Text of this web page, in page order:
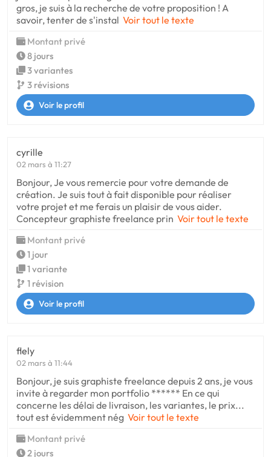
gros, je suis à la recherche de votre proposition ! A
savoir, tenter de s'instal Voir tout le texte
Montant privé
8 jours
3 variantes
3 révisions
Voir le profil
cyrille
02 mars à 11:27
Bonjour, Je vous remercie pour votre demande de
création. Je suis tout à fait disponible pour réaliser
votre projet et me ferais un plaisir de vous aider.
Concepteur graphiste freelance prin Voir tout le texte
Montant privé
1 jour
1 variante
1 révision
Voir le profil
flely
02 mars à 11:44
Bonjour, je suis graphiste freelance depuis 2 ans, je vous
invite à regarder mon portfolio ****** En ce qui
concerne les délai de livraison, les variantes, le prix...
tout est évidemment nég Voir tout le texte
Montant privé
2 jours